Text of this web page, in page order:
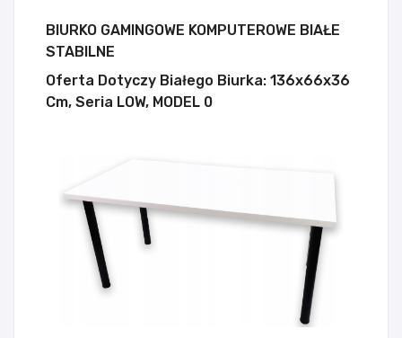
BIURKO GAMINGOWE KOMPUTEROWE BIAŁE
STABILNE
Oferta Dotyczy Białego Biurka: 136x66x36
Cm, Seria LOW, MODEL 0